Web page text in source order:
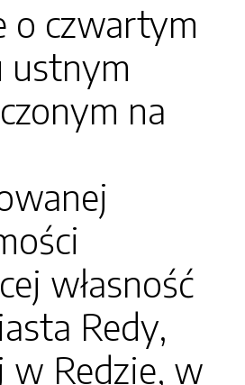
o czwartym
ustnym
na
własność
Redy,
w Redzie, w